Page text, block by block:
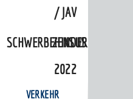
/ JAV
ZENSUS
2022
VERKEHR